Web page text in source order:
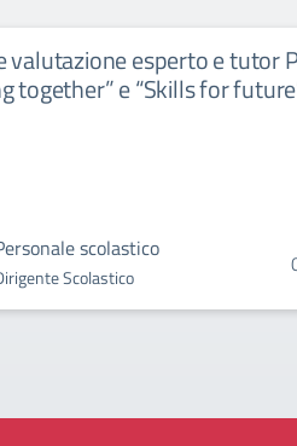
valutazione esperto e tutor
together” e “Skills for
scolastico
Scolastico